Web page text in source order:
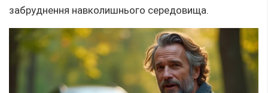
автомобілів. Використання передових матеріалів,
знизити вагу автомобіля, збільшити його міцність
та підвищитиефективність паливної витрати.